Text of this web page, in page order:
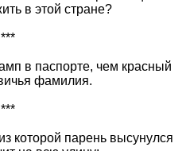
в этой стране?
***
в паспорте, чем красный
фамилия.
***
которой парень высунулся